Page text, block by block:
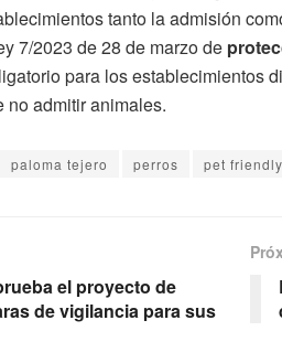
tanto la admisión
7/2023 de 28 de marzo de
para los establecimientos
no admitir animales.
paloma tejero perros pet friendly
el proyecto de
de vigilancia para sus